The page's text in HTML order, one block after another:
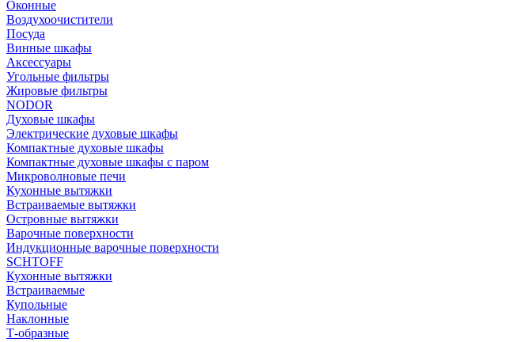
Оконные
Воздухоочистители
Посуда
Винные шкафы
Аксессуары
Угольные фильтры
Жировые фильтры
NODOR
Духовые шкафы
Электрические духовые шкафы
Компактные духовые шкафы
Компактные духовые шкафы с паром
Микроволновые печи
Кухонные вытяжки
Встраиваемые вытяжки
Островные вытяжки
Варочные поверхности
Индукционные варочные поверхности
SCHTOFF
Кухонные вытяжки
Встраиваемые
Купольные
Наклонные
Т-образные